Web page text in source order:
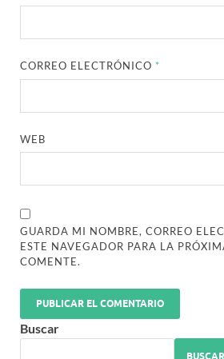
CORREO ELECTRÓNICO *
WEB
GUARDA MI NOMBRE, CORREO
ESTE NAVEGADOR PARA LA
COMENTE.
Buscar
BUSCAR